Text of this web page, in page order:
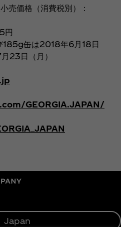
売価格（消費税別）：
円
缶は2018年6月18日
23日（月）
GEORGIA.JAPAN/
Japan